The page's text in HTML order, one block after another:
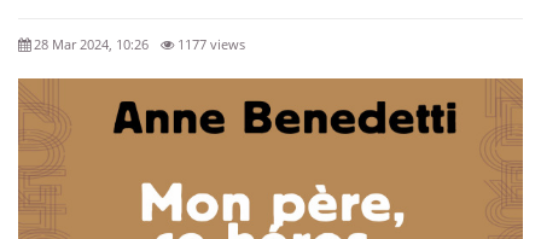
28 Mar 2024, 10:26 1177 views